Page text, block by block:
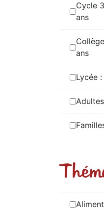
Cycle
ans
ans
Lycée
Adultes